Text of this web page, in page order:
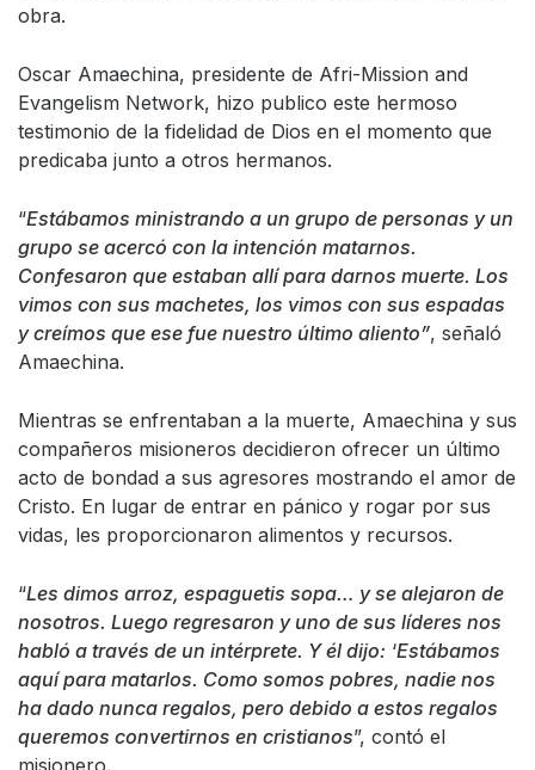
obra.
Oscar Amaechina, presidente de Afri-Mission and
Evangelism Network, hizo publico este hermoso
testimonio de la fidelidad de Dios en el momento que
predicaba junto a otros hermanos.
“Estábamos ministrando a un grupo de personas y un
grupo se acercó con la intención matarnos.
Confesaron que estaban allí para darnos muerte. Los
vimos con sus machetes, los vimos con sus espadas
y creímos que ese fue nuestro último aliento”, señaló
Amaechina.
Mientras se enfrentaban a la muerte, Amaechina y sus
compañeros misioneros decidieron ofrecer un último
acto de bondad a sus agresores mostrando el amor de
Cristo. En lugar de entrar en pánico y rogar por sus
vidas, les proporcionaron alimentos y recursos.
“Les dimos arroz, espaguetis sopa… y se alejaron de
nosotros. Luego regresaron y uno de sus líderes nos
habló a través de un intérprete. Y él dijo: ‘Estábamos
aquí para matarlos. Como somos pobres, nadie nos
ha dado nunca regalos, pero debido a estos regalos
queremos convertirnos en cristianos”, contó el
misionero.